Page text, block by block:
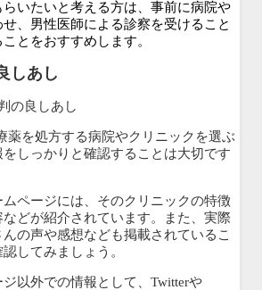
いたいと考える方は、事前に病院や
、男性医師による診察を受けること
とをおすすめします。
しあし
薬を処方する病院やクリニックを選ぶ
しっかりと確認することは大切です
ページには、そのクリニックの特徴
どが紹介されています。また、 実際
の声や感想なども掲載されているこ
してみましょう。
以外での情報として、Twitterや